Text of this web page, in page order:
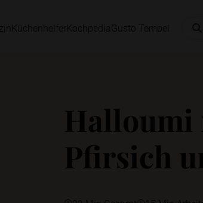
Küchenhelfer Kochpedia Gusto Tempel
Halloumi
Pfirsich